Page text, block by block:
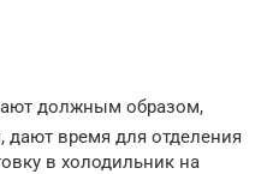
должным образом,
дают время для отделения
в холодильник на